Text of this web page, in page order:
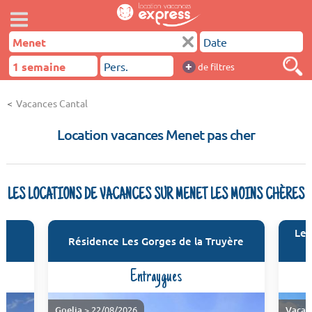
+ de filtres
Vacances Cantal
Location vacances Menet pas cher
LES LOCATIONS DE VACANCES SUR MENET LES MOINS CHÈRES
Résidence Les Gorges de la Truyère
Entraygues
> 22/08/2026
Le